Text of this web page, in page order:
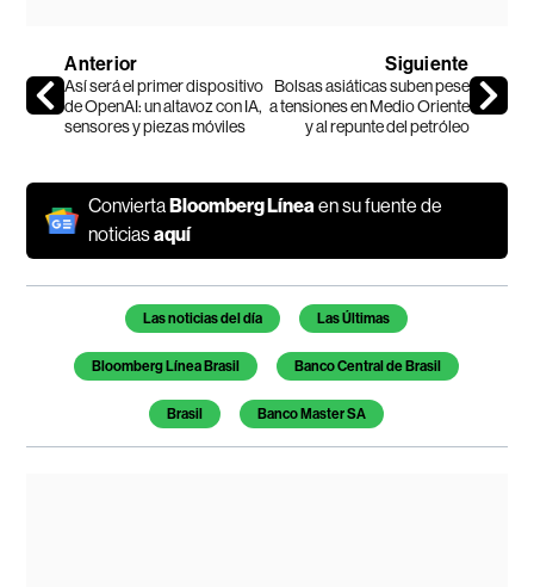
Anterior
Así será el primer dispositivo
de OpenAI: un altavoz con IA,
sensores y piezas móviles
Siguiente
Bolsas asiáticas suben pese
a tensiones en Medio Oriente
y al repunte del petróleo
ConviertaBloomberg Líneaen su fuente de
noticiasaquí
Temas de este artículo
Las noticias del día Las Últimas
Bloomberg Línea Brasil Banco Central de Brasil
Brasil Banco Master SA